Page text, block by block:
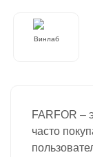
Винлаб
FARFOR –
часто